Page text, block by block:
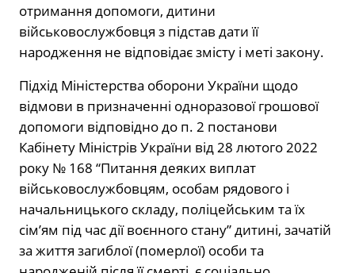
отримання допомоги, дитини
військовослужбовця з підстав дати її
народження не відповідає змісту і меті закону.
Підхід Міністерства оборони України щодо
відмови в призначенні одноразової грошової
допомоги відповідно до п. 2 постанови
Кабінету Міністрів України від 28 лютого 2022
року № 168 “Питання деяких виплат
військовослужбовцям, особам рядового і
начальницького складу, поліцейським та їх
сім’ям під час дії воєнного стану” дитині, зачатій
за життя загиблої (померлої) особи та